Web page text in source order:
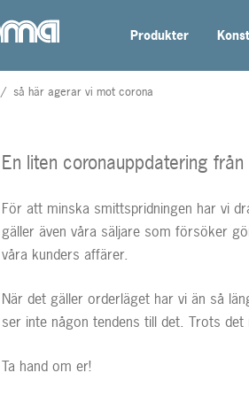
Produkter
/ så här agerar vi mot corona
En liten coronauppdatering
För att minska smittspridningen har vi
gäller även våra säljare som försöker
våra kunders affärer.
När det gäller orderläget har vi än så
ser inte någon tendens till det. Trots
Ta hand om er!